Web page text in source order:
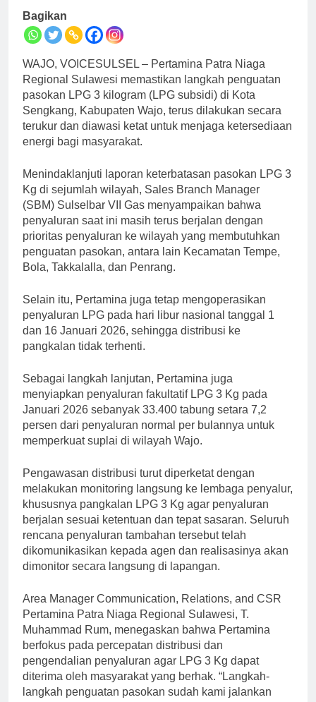
Bagikan
WAJO, VOICESULSEL – Pertamina Patra Niaga
Regional Sulawesi memastikan langkah penguatan
pasokan LPG 3 kilogram (LPG subsidi) di Kota
Sengkang, Kabupaten Wajo, terus dilakukan secara
terukur dan diawasi ketat untuk menjaga ketersediaan
energi bagi masyarakat.
Menindaklanjuti laporan keterbatasan pasokan LPG 3
Kg di sejumlah wilayah, Sales Branch Manager
(SBM) Sulselbar VII Gas menyampaikan bahwa
penyaluran saat ini masih terus berjalan dengan
prioritas penyaluran ke wilayah yang membutuhkan
penguatan pasokan, antara lain Kecamatan Tempe,
Bola, Takkalalla, dan Penrang.
Selain itu, Pertamina juga tetap mengoperasikan
penyaluran LPG pada hari libur nasional tanggal 1
dan 16 Januari 2026, sehingga distribusi ke
pangkalan tidak terhenti.
Sebagai langkah lanjutan, Pertamina juga
menyiapkan penyaluran fakultatif LPG 3 Kg pada
Januari 2026 sebanyak 33.400 tabung setara 7,2
persen dari penyaluran normal per bulannya untuk
memperkuat suplai di wilayah Wajo.
Pengawasan distribusi turut diperketat dengan
melakukan monitoring langsung ke lembaga penyalur,
khususnya pangkalan LPG 3 Kg agar penyaluran
berjalan sesuai ketentuan dan tepat sasaran. Seluruh
rencana penyaluran tambahan tersebut telah
dikomunikasikan kepada agen dan realisasinya akan
dimonitor secara langsung di lapangan.
Area Manager Communication, Relations, and CSR
Pertamina Patra Niaga Regional Sulawesi, T.
Muhammad Rum, menegaskan bahwa Pertamina
berfokus pada percepatan distribusi dan
pengendalian penyaluran agar LPG 3 Kg dapat
diterima oleh masyarakat yang berhak. “Langkah-
langkah penguatan pasokan sudah kami jalankan